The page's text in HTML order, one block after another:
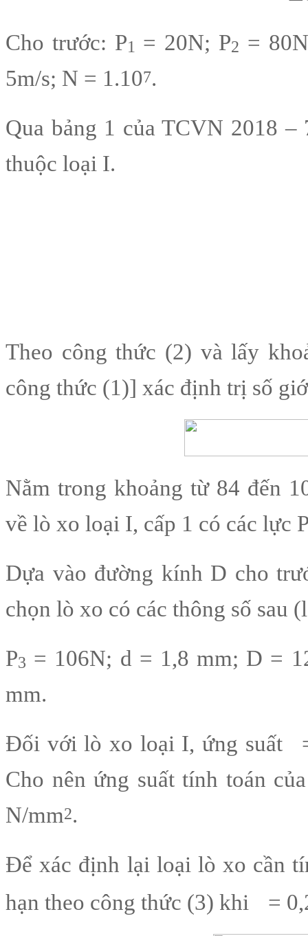
Cho trước: P1 = 20N; P2 =
5m/s; N = 1.107.
Qua bảng 1 của TCVN 2018
thuộc loại I.
Theo công thức (2) và lấy
công thức (1)] xác định trị số
Nằm trong khoảng từ 84 đến
về lò xo loại I, cấp 1 có các lực
Dựa vào đường kính D cho
chọn lò xo có các thông số sau
P3 = 106N; d = 1,8 mm; D =
mm.
Đối với lò xo loại I, ứng suất
Cho nên ứng suất tính toán
N/mm2.
Để xác định lại loại lò xo cần
hạn theo công thức (3) khi
=